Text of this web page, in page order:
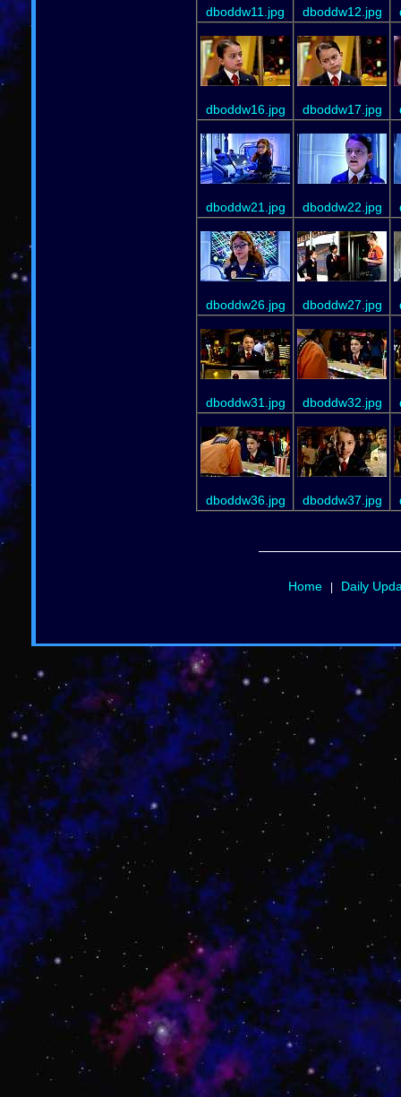
dboddw11.jpg dboddw12.jpg
dboddw16.jpg dboddw17.jpg
dboddw21.jpg dboddw22.jpg
dboddw26.jpg dboddw27.jpg
dboddw31.jpg dboddw32.jpg
dboddw36.jpg dboddw37.jpg
Home| Daily